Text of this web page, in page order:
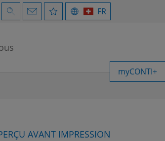
FR
myCONTI+
AVANT IMPRESSION